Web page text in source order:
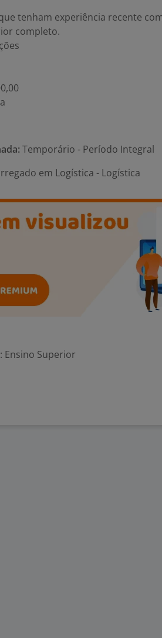
tenham experiência recente
completo.
Temporário - Período Integral
em Logística - Logística
Ensino Superior